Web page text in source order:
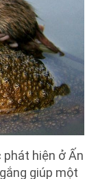
hiện ở Ấn
giúp một